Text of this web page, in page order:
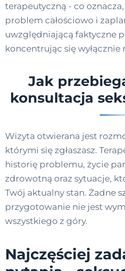
terapeutyczną - co
problem całościowo i
uwzględniającą faktyczne
koncentrując się
Jak
konsultacja
Wizyta otwierana jest
którymi się zgłaszasz.
historię problemu, życie
zdrowotną oraz sytuacje,
Twój aktualny stan. Żadne
przygotowanie nie jest
wszystkiego z góry.
Najczęściej